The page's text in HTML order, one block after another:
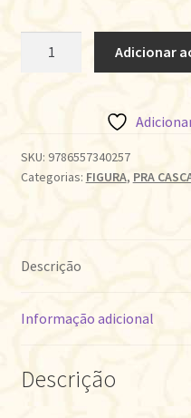
quantidade
Adicionar
SKU: 9786557340257
Categorias: FIGURA, PRA
Descrição
Informação adicional
Descrição